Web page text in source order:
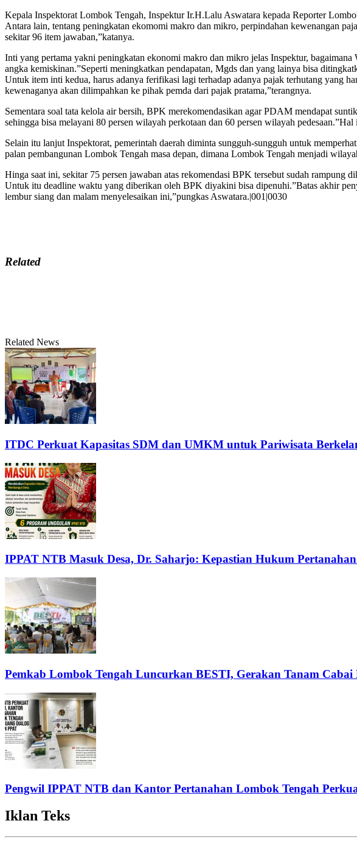
Kepala Inspektorat Lombok Tengah, Inspektur Ir.H.Lalu Aswatara kepada Reporter
Antara lain, tentang peningkatan ekomomi makro dan mikro, perpindahan kewenangan
sekitar 96 item jawaban,”katanya.
Inti yang pertama yakni peningkatan ekonomi makro dan mikro jelas Inspektur,
angka kemiskinan.”Seperti meningkatkan pendapatan, Mgds dan yang lainya bisa
Untuk item inti kedua, harus adanya ferifikasi lagi terhadap adanya pajak terhutang yang
kewenaganya akan dilimpahkan ke pihak pemda dari pajak pratama,”terangnya.
Sementara soal tata kelola air bersih, BPK merekomendasikan agar PDAM mendapat
sehingga bisa melayani 80 persen wilayah perkotaan dan 60 persen wilayah
Selain itu lanjut Inspektorat, pemerintah daerah diminta sungguh-sungguh untuk
palan pembangunan Lombok Tengah masa depan, dimana Lombok Tengah menjadi
Hinga saat ini, sekitar 75 persen jawaban atas rekomendasi BPK tersebut sudah
Untuk itu deadline waktu yang diberikan oleh BPK diyakini bisa dipenuhi.”Batas akhir
lembur siang dan malam menyelesaikan ini,”pungkas Aswatara.|001|0030
Related
Related News
ITDC Perkuat Kapasitas SDM dan UMKM untuk Pariwisata
IPPAT NTB Masuk Desa, Dr. Saharjo: Kepastian Hukum
Pemkab Lombok Tengah Luncurkan BESTI, Gerakan Tanam
Pengwil IPPAT NTB dan Kantor Pertanahan Lombok Tengah
Iklan Teks